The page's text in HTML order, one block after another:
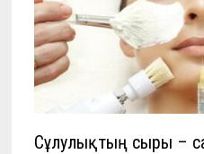
Сұлулықтың сыры –